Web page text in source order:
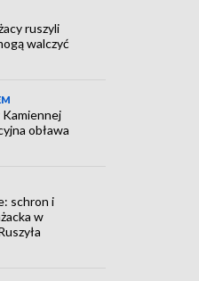
ruszyli
walczyć
obława
schron i
w